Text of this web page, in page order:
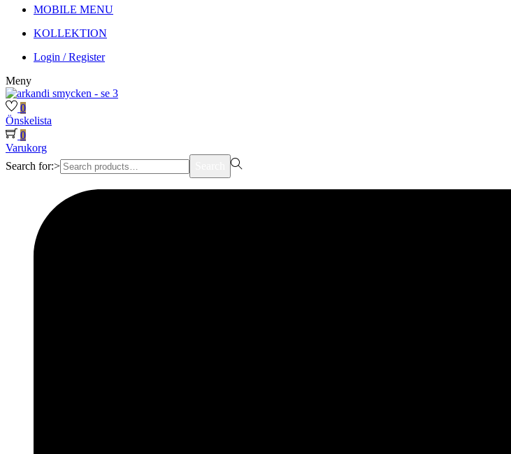
MOBILE MENU
KOLLEKTION
Login / Register
Meny
0
Önskelista
0
Varukorg
Search for:>